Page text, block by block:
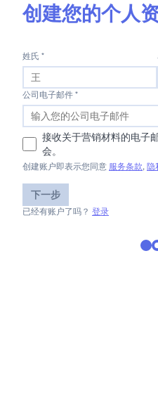
创建您的个人
姓氏 *
公司电子邮件 *
接收关于营销材料的电子
会。
创建账户即表示您同意 服务条款, 隐
下一步
已经有账户了吗？ 登录